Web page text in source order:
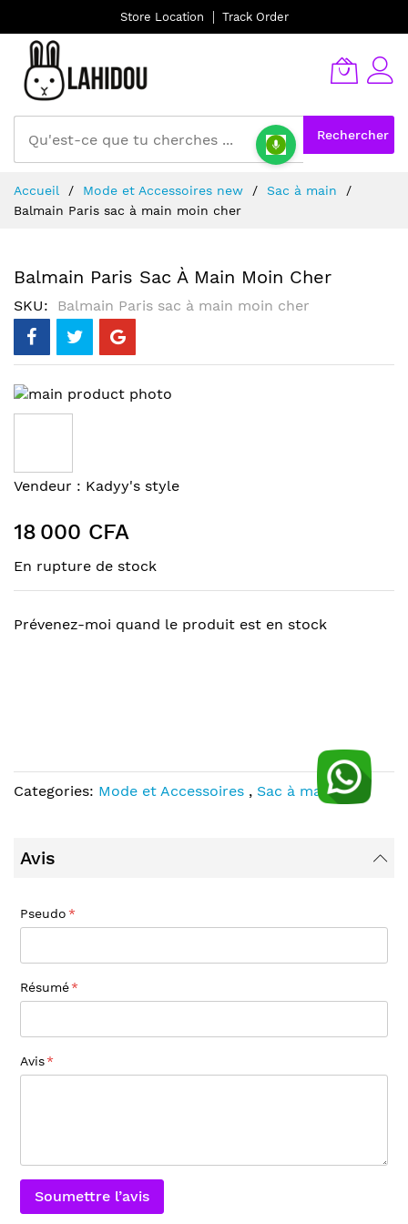
Store Location Track Order
Rechercher
au
contenu
Accueil Mode et Accessoires new
Sac à main
Balmain Paris sac à main moin cher
Balmain Paris Sac À Main Moin Cher
SKU Balmain Paris sac à main moin cher
Skip
to
of
the
gallery
Skip
the
beginning
of
gallery
Vendeur : Kadyy's style
18 000 CFA
En rupture de stock
Prévenez-moi quand le produit est en stock
Categories: Mode et Accessoires , Sac à main
Avis
Pseudo
Résumé
Avis
Soumettre l’avis